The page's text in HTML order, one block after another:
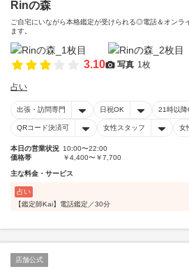
Rinの森
ご自宅にいながら本格鑑定が受けられる◎電話＆オンラ
ます。
3.10 写真 1枚
占い
出張・訪問専門 日祝OK 21時以降
QRコード決済可 女性スタッフ 女
本日の営業状況 10:00〜22:00
価格帯
￥4,400〜￥7,700
主な料金・サービス
占い
【鑑定師Kai】電話鑑定／30分
店舗公式